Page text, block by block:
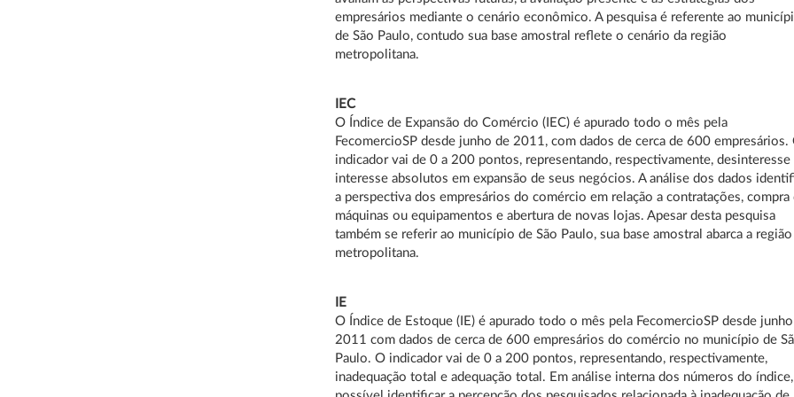
empresários mediante o cenário econômico. A pesquisa é referente ao
de São Paulo, contudo sua base amostral reflete o cenário da região
metropolitana.
IEC
O Índice de Expansão do Comércio (IEC) é apurado todo o mês pela
FecomercioSP desde junho de 2011, com dados de cerca de 600 empresários.
indicador vai de 0 a 200 pontos, representando, respectivamente, desinteresse
interesse absolutos em expansão de seus negócios. A análise dos dados
a perspectiva dos empresários do comércio em relação a contratações, compra
máquinas ou equipamentos e abertura de novas lojas. Apesar desta pesquisa
também se referir ao município de São Paulo, sua base amostral abarca a região
metropolitana.
IE
O Índice de Estoque (IE) é apurado todo o mês pela FecomercioSP desde
2011 com dados de cerca de 600 empresários do comércio no município de
Paulo. O indicador vai de 0 a 200 pontos, representando, respectivamente,
inadequação total e adequação total. Em análise interna dos números do